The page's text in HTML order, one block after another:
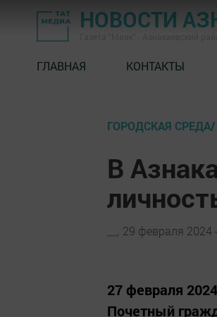
НОВОСТИ
ГЛАВНАЯ КОНТАКТЫ
ГОРОДСКАЯ
В
__, 29 февраля 2024
27 февраля
Почетный